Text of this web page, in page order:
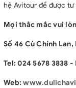
hệ Avitour để được
Mọi thắc mắc vui
Số 46 Cù Chính
Tel: 024 5678 3838
Web: